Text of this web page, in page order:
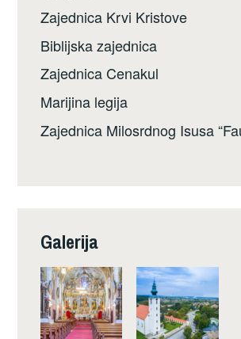
Zajednica Krvi Kristove
Biblijska zajednica
Zajednica Cenakul
Marijina legija
Zajednica Milosrdnog Isusa
Galerija